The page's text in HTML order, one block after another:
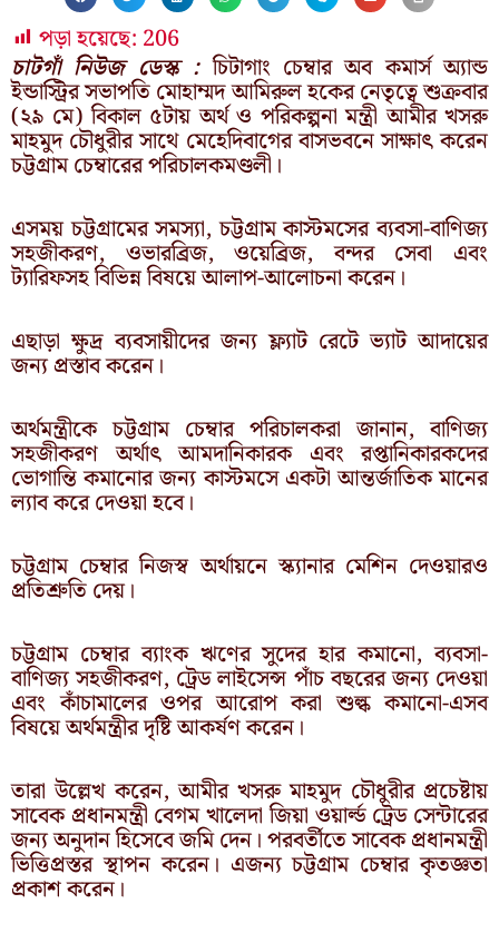
পড়া হয়েছে: 206
চাটগাঁ নিউজ ডেস্ক : চিটাগাং চেম্বার অব কমার্স অ্যান্ড
ইন্ডাস্ট্রির সভাপতি মোহাম্মদ আমিরুল হকের নেতৃত্বে শুক্রবার
(২৯ মে) বিকাল ৫টায় অর্থ ও পরিকল্পনা মন্ত্রী আমীর খসরু
মাহমুদ চৌধুরীর সাথে মেহেদিবাগের বাসভবনে সাক্ষাৎ করেন
চট্টগ্রাম চেম্বারের পরিচালকমণ্ডলী।
এসময় চট্টগ্রামের সমস্যা, চট্টগ্রাম কাস্টমসের ব্যবসা-বাণিজ্য
সহজীকরণ, ওভারব্রিজ, ওয়েব্রিজ, বন্দর সেবা এবং
ট্যারিফসহ বিভিন্ন বিষয়ে আলাপ-আলোচনা করেন।
এছাড়া ক্ষুদ্র ব্যবসায়ীদের জন্য ফ্ল্যাট রেটে ভ্যাট আদায়ের
জন্য প্রস্তাব করেন।
অর্থমন্ত্রীকে চট্টগ্রাম চেম্বার পরিচালকরা জানান, বাণিজ্য
সহজীকরণ অর্থাৎ আমদানিকারক এবং রপ্তানিকারকদের
ভোগান্তি কমানোর জন্য কাস্টমসে একটা আন্তর্জাতিক মানের
ল্যাব করে দেওয়া হবে।
চট্টগ্রাম চেম্বার নিজস্ব অর্থায়নে স্ক্যানার মেশিন দেওয়ারও
প্রতিশ্রুতি দেয়।
চট্টগ্রাম চেম্বার ব্যাংক ঋণের সুদের হার কমানো, ব্যবসা-
বাণিজ্য সহজীকরণ, ট্রেড লাইসেন্স পাঁচ বছরের জন্য দেওয়া
এবং কাঁচামালের ওপর আরোপ করা শুল্ক কমানো-এসব
বিষয়ে অর্থমন্ত্রীর দৃষ্টি আকর্ষণ করেন।
তারা উল্লেখ করেন, আমীর খসরু মাহমুদ চৌধুরীর প্রচেষ্টায়
সাবেক প্রধানমন্ত্রী বেগম খালেদা জিয়া ওয়ার্ল্ড ট্রেড সেন্টারের
জন্য অনুদান হিসেবে জমি দেন। পরবর্তীতে সাবেক প্রধানমন্ত্রী
ভিত্তিপ্রস্তর স্থাপন করেন। এজন্য চট্টগ্রাম চেম্বার কৃতজ্ঞতা
প্রকাশ করেন।